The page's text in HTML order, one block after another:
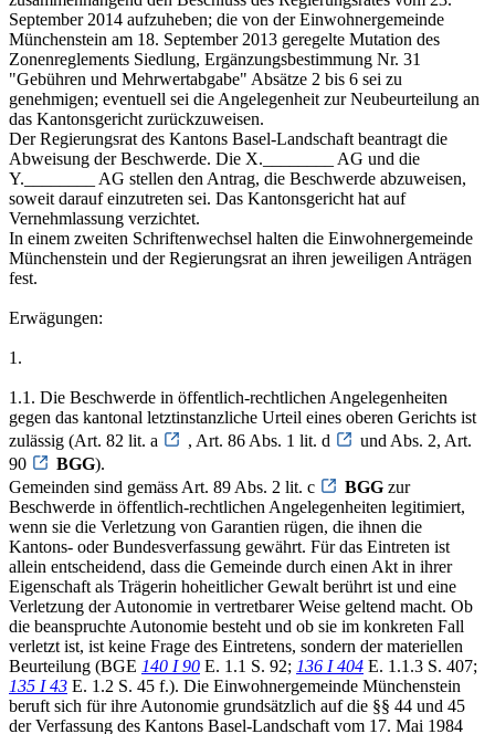
September 2014 aufzuheben; die von der Einwohnergemeinde
Münchenstein am 18. September 2013 geregelte Mutation des
Zonenreglements Siedlung, Ergänzungsbestimmung Nr. 31
"Gebühren und Mehrwertabgabe" Absätze 2 bis 6 sei zu
genehmigen; eventuell sei die Angelegenheit zur Neubeurteilung an
das Kantonsgericht zurückzuweisen.
Der Regierungsrat des Kantons Basel-Landschaft beantragt die
Abweisung der Beschwerde. Die X.________ AG und die
Y.________ AG stellen den Antrag, die Beschwerde abzuweisen,
soweit darauf einzutreten sei. Das Kantonsgericht hat auf
Vernehmlassung verzichtet.
In einem zweiten Schriftenwechsel halten die Einwohnergemeinde
Münchenstein und der Regierungsrat an ihren jeweiligen Anträgen
fest.
Erwägungen:
1.
1.1. Die Beschwerde in öffentlich-rechtlichen Angelegenheiten
gegen das kantonal letztinstanzliche Urteil eines oberen Gerichts ist
zulässig (Art. 82 lit. a
, Art. 86 Abs. 1 lit. d
und Abs. 2, Art.
90
BGG).
Gemeinden sind gemäss Art. 89 Abs. 2 lit. c
BGG zur
Beschwerde in öffentlich-rechtlichen Angelegenheiten legitimiert,
wenn sie die Verletzung von Garantien rügen, die ihnen die
Kantons- oder Bundesverfassung gewährt. Für das Eintreten ist
allein entscheidend, dass die Gemeinde durch einen Akt in ihrer
Eigenschaft als Trägerin hoheitlicher Gewalt berührt ist und eine
Verletzung der Autonomie in vertretbarer Weise geltend macht. Ob
die beanspruchte Autonomie besteht und ob sie im konkreten Fall
verletzt ist, ist keine Frage des Eintretens, sondern der materiellen
Beurteilung (BGE 140 I 90 E. 1.1 S. 92; 136 I 404 E. 1.1.3 S. 407;
135 I 43 E. 1.2 S. 45 f.). Die Einwohnergemeinde Münchenstein
beruft sich für ihre Autonomie grundsätzlich auf die §§ 44 und 45
der Verfassung des Kantons Basel-Landschaft vom 17. Mai 1984